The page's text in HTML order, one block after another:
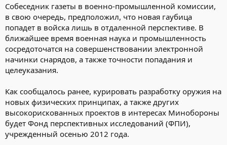
Собеседник газеты в военно-промышленной комиссии,
в свою очередь, предположил, что новая гаубица
попадет в войска лишь в отдаленной перспективе. В
ближайшее время военная наука и промышленность
сосредоточатся на совершенствовании электронной
начинки снарядов, а также точности попадания и
целеуказания.
Как сообщалось ранее, курировать разработку оружия на
новых физических принципах, а также других
высокорискованных проектов в интересах Минобороны
будет Фонд перспективных исследований (ФПИ),
учрежденный осенью 2012 года.